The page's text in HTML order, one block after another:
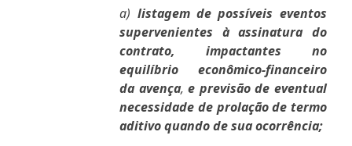
a) listagem de possíveis eventos
supervenientes à assinatura do
contrato, impactantes no
equilíbrio econômico-financeiro
da avença,e previsão de eventual
necessidade de prolação de termo
aditivo quando de sua ocorrência;